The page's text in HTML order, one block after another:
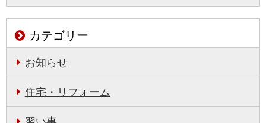
カテゴリー
お知らせ
住宅・リフォーム